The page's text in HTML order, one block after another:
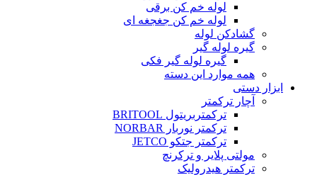
لوله خم کن برقی
لوله خم کن جغجغه ای
گشادکن لوله
گیره لوله گیر
گیره لوله گیر فکی
همه موارد این دسته
ابزار دستی
آچار ترکمتر
ترکمتربریتول BRITOOL
ترکمتر نوربار NORBAR
ترکمتر جتکو JETCO
مولتی پلایر و ترکرنچ
ترکمتر هیدرولیک